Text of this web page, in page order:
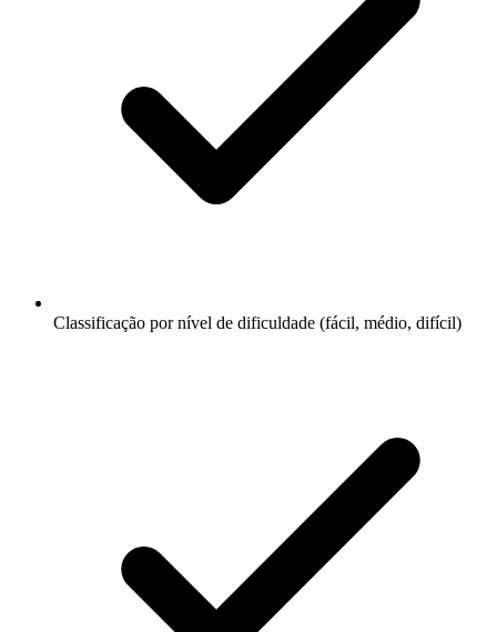
Classificação por nível de dificuldade (fácil, médio, difícil)